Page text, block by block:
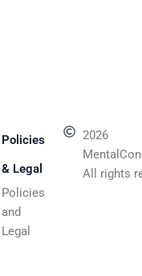
Policies
& Legal
Policies
and
Legal
2026
All rights